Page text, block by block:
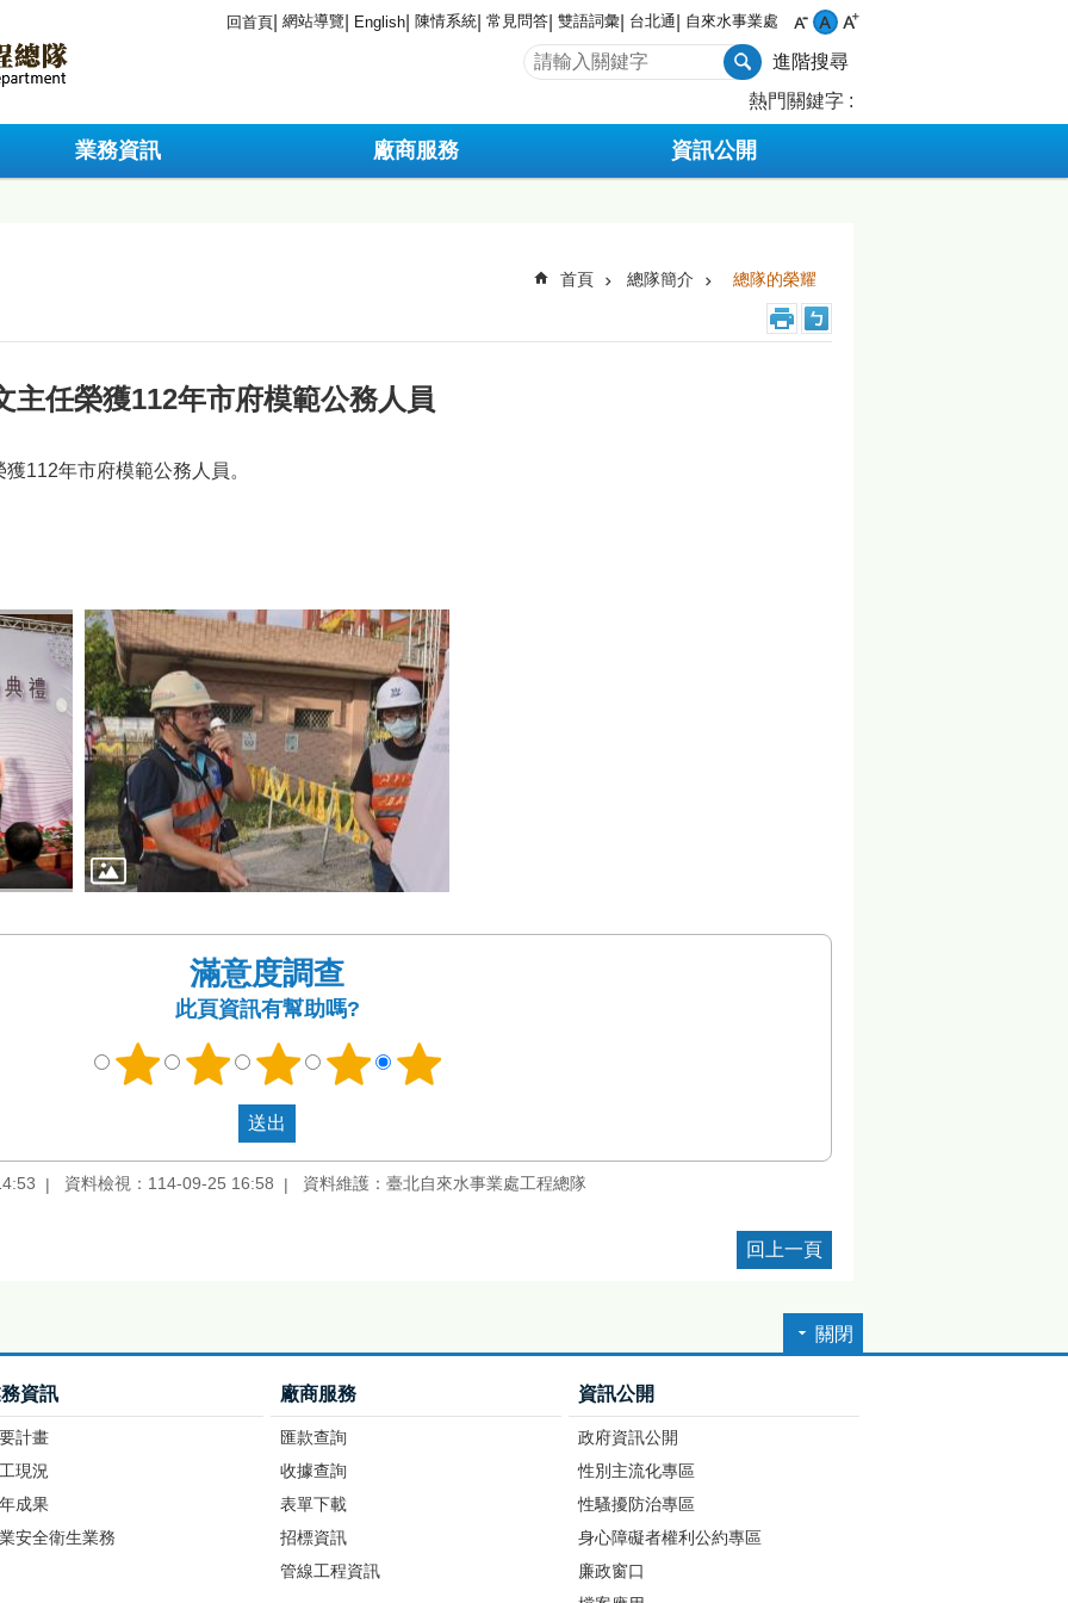
回首頁 網站導覽 English 陳情系統 常見問答 雙語詞彙 台北通 自來水事業處
進階搜尋
熱門關鍵字
業務資訊 廠商服務 資訊公開
首頁 總隊簡介 總隊的榮耀
主任榮獲112年市府模範公務人員
112年市府模範公務人員。
滿意度調查
此頁資訊有幫助嗎?
資料檢視：114-09-25 16:58 資料維護：臺北自來水事業處工程總隊
回上一頁
關閉
資訊
計畫
現況
成果
安全衛生業務
廠商服務
匯款查詢
收據查詢
表單下載
招標資訊
管線工程資訊
資訊公開
政府資訊公開
性別主流化專區
性騷擾防治專區
身心障礙者權利公約專區
廉政窗口